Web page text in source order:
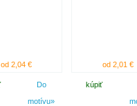
od 2,04 €
Do
motívu»
od 2,01 €
kúpiť